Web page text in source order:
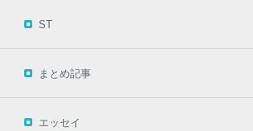
ST
まとめ記事
エッセイ